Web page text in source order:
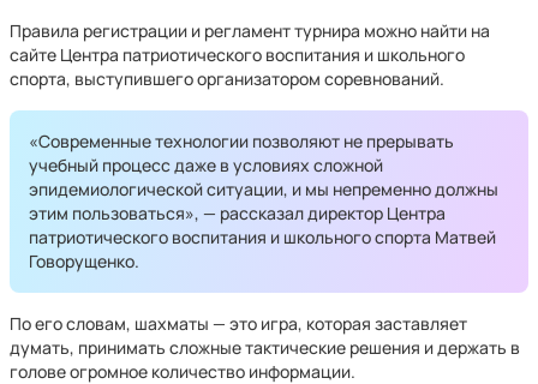
Правила регистрации и регламент турнира можно найти на
сайте Центра патриотического воспитания и школьного
спорта, выступившего организатором соревнований.
«Современные технологии позволяют не прерывать
учебный процесс даже в условиях сложной
эпидемиологической ситуации, и мы непременно должны
этим пользоваться», — рассказал директор Центра
патриотического воспитания и школьного спорта Матвей
Говорущенко.
По его словам, шахматы — это игра, которая заставляет
думать, принимать сложные тактические решения и держать в
голове огромное количество информации.